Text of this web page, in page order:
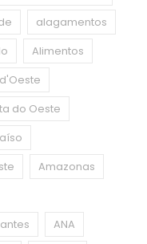
alagamentos
Alimentos
do Oeste
Amazonas
ANA